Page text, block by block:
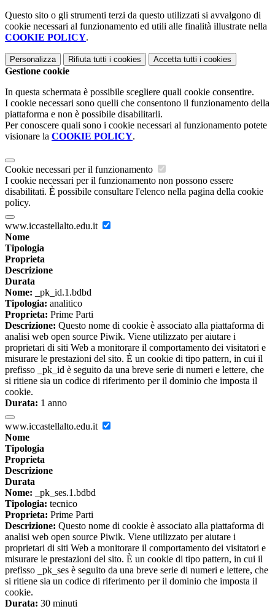
Questo sito o gli strumenti terzi da questo utilizzati si avvalgono di
cookie necessari al funzionamento ed utili alle finalità illustrate nella
COOKIE POLICY.
Personalizza Rifiuta tutti i cookies Accetta tutti i cookies
Gestione cookie
In questa schermata è possibile scegliere quali cookie consentire.
I cookie necessari sono quelli che consentono il funzionamento della
piattaforma e non è possibile disabilitarli.
Per conoscere quali sono i cookie necessari al funzionamento potete
visionare la COOKIE POLICY.
Cookie necessari per il funzionamento
I cookie necessari per il funzionamento non possono essere
disabilitati. È possibile consultare l'elenco nella pagina della cookie
policy.
www.iccastellalto.edu.it
Nome
Tipologia
Proprieta
Descrizione
Durata
Nome: _pk_id.1.bdbd
Tipologia: analitico
Proprieta: Prime Parti
Descrizione: Questo nome di cookie è associato alla piattaforma di
analisi web open source Piwik. Viene utilizzato per aiutare i
proprietari di siti Web a monitorare il comportamento dei visitatori e
misurare le prestazioni del sito. È un cookie di tipo pattern, in cui il
prefisso _pk_id è seguito da una breve serie di numeri e lettere, che
si ritiene sia un codice di riferimento per il dominio che imposta il
cookie.
Durata: 1 anno
www.iccastellalto.edu.it
Nome
Tipologia
Proprieta
Descrizione
Durata
Nome: _pk_ses.1.bdbd
Tipologia: tecnico
Proprieta: Prime Parti
Descrizione: Questo nome di cookie è associato alla piattaforma di
analisi web open source Piwik. Viene utilizzato per aiutare i
proprietari di siti Web a monitorare il comportamento dei visitatori e
misurare le prestazioni del sito. È un cookie di tipo pattern, in cui il
prefisso _pk_ses è seguito da una breve serie di numeri e lettere, che
si ritiene sia un codice di riferimento per il dominio che imposta il
cookie.
Durata: 30 minuti